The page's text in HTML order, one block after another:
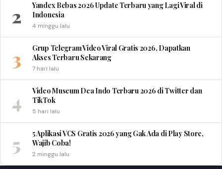
2
Yandex Bebas 2026 Update Terbaru yang Lagi Viral di
Indonesia
4 minggu lalu
3
Grup Telegram Video Viral Gratis 2026, Dapatkan
Akses Terbaru Sekarang
7 hari lalu
4
Video Museum Dea Indo Terbaru 2026 di Twitter dan
TikTok
5 hari lalu
5
5 Aplikasi VCS Gratis 2026 yang Gak Ada di Play Store,
Wajib Coba!
2 minggu lalu